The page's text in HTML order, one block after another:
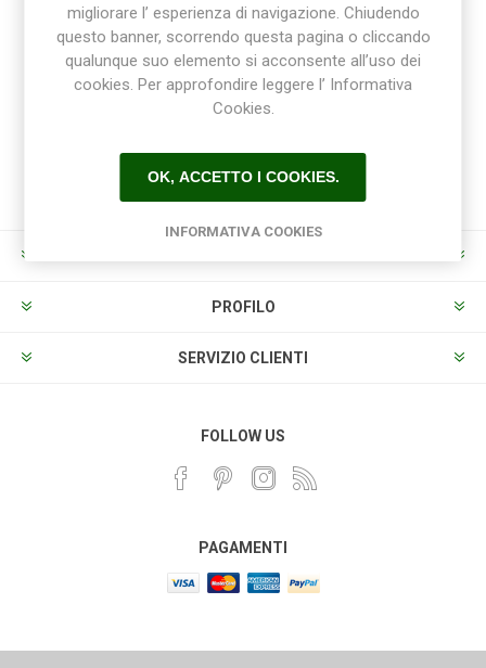
Ricevi la newsletter
PROFILO
SERVIZIO CLIENTI
FOLLOW US
PAGAMENTI
migliorare l’ esperienza di navigazione. Chiudendo
questo banner, scorrendo questa pagina o cliccando
qualunque suo elemento si acconsente all’uso dei
cookies. Per approfondire leggere l’ Informativa
Cookies.
OK, ACCETTO I COOKIES.
INFORMATIVA COOKIES